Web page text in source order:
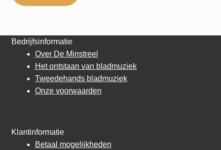
Bedrijfsinformatie
Over De Minstreel
Het ontstaan van bladmuziek
Tweedehands bladmuziek
Onze voorwaarden
Klantinformatie
Betaal mogelijkheden